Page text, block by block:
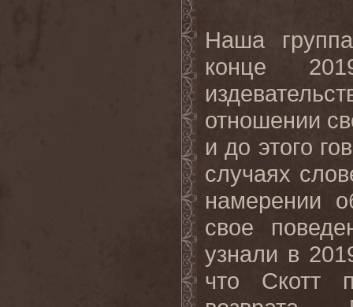
Наша
конце
отношении
и до этого
случаях
намерении
свое
узнали в
что Скотт